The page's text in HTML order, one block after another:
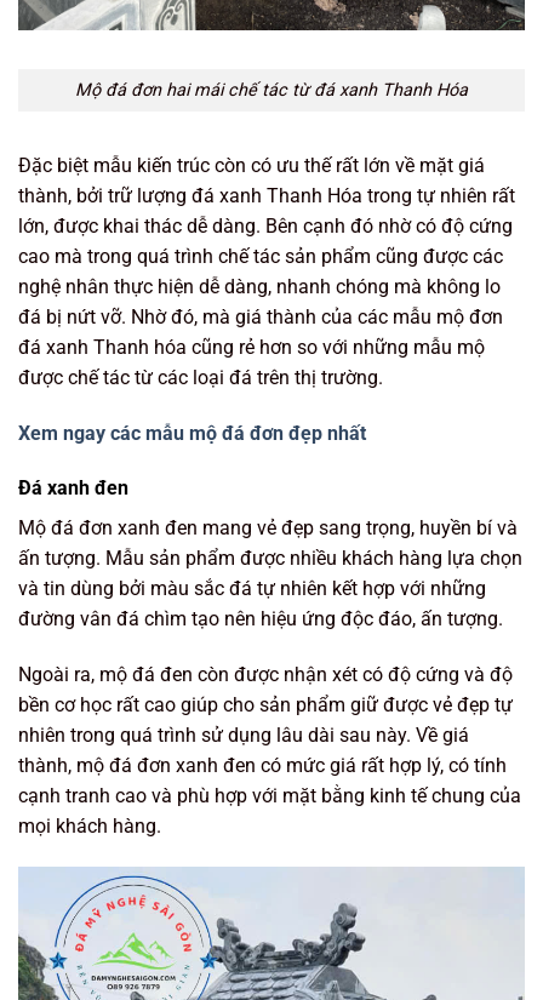
Mộ đá đơn hai mái chế tác từ đá xanh Thanh Hóa
Đặc biệt mẫu kiến trúc còn có ưu thế rất lớn về mặt giá
thành, bởi trữ lượng đá xanh Thanh Hóa trong tự nhiên rất
lớn, được khai thác dễ dàng. Bên cạnh đó nhờ có độ cứng
cao mà trong quá trình chế tác sản phẩm cũng được các
nghệ nhân thực hiện dễ dàng, nhanh chóng mà không lo
đá bị nứt vỡ. Nhờ đó, mà giá thành của các mẫu mộ đơn
đá xanh Thanh hóa cũng rẻ hơn so với những mẫu mộ
được chế tác từ các loại đá trên thị trường.
Xem ngay các mẫu mộ đá đơn đẹp nhất
Đá xanh đen
Mộ đá đơn xanh đen mang vẻ đẹp sang trọng, huyền bí và
ấn tượng. Mẫu sản phẩm được nhiều khách hàng lựa chọn
và tin dùng bởi màu sắc đá tự nhiên kết hợp với những
đường vân đá chìm tạo nên hiệu ứng độc đáo, ấn tượng.
Ngoài ra, mộ đá đen còn được nhận xét có độ cứng và độ
bền cơ học rất cao giúp cho sản phẩm giữ được vẻ đẹp tự
nhiên trong quá trình sử dụng lâu dài sau này. Về giá
thành, mộ đá đơn xanh đen có mức giá rất hợp lý, có tính
cạnh tranh cao và phù hợp với mặt bằng kinh tế chung của
mọi khách hàng.